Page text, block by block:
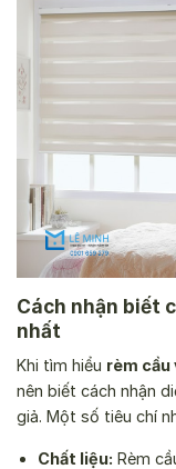
Cách nhận biết
nhất
Khi tìm hiểu rèm cầu
nên biết cách nhận
giả. Một số tiêu chí
Chất liệu: Rèm